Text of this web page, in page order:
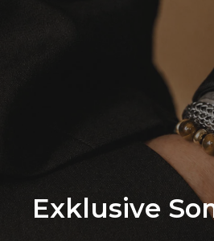
Exklusive